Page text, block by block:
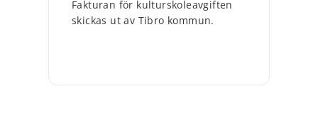
Fakturan för kulturskoleavgiften
skickas ut av Tibro kommun.